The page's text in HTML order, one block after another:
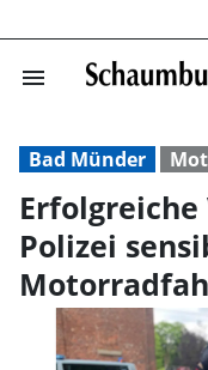
menu
Bad Münder
Polizei